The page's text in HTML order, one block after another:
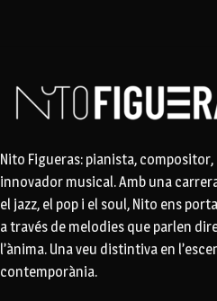
Nito Figueras: pianista,
innovador musical. Amb una
el jazz, el pop i el soul, Nito ens
a través de melodies que parlen
l’ànima. Una veu distintiva en
contemporània.